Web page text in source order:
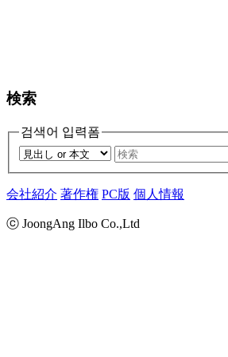
検索
검색어 입력폼
会社紹介 著作権 PC版 個人情報
ⓒ JoongAng Ilbo Co.,Ltd